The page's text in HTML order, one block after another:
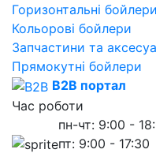
Горизонтальні бойлери
Кольорові бойлери
Запчастини та
Прямокутні бойлери
B2B портал
Час роботи
пн-чт: 9:00 -
пт: 9:00 - 17:30